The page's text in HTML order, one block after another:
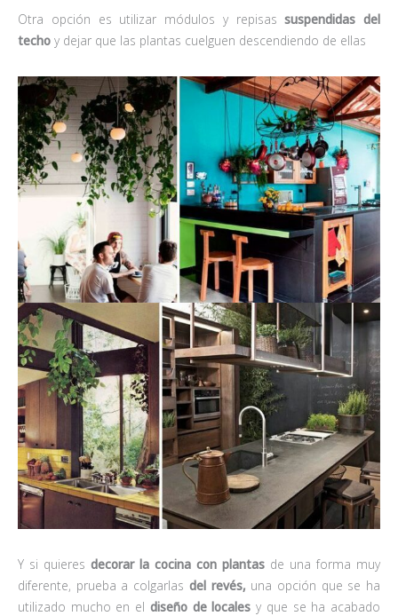
Otra opción es utilizar módulos y repisassuspendidas del
techo y dejar que las plantas cuelguen descendiendo de ellas
Y si quieres decorar la cocina con plantas de una forma muy
diferente, prueba a colgarlas del revés, una opción que se ha
utilizado mucho en el diseño de locales y que se ha acabado